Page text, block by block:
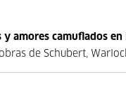
amores camuflados en
de Schubert,